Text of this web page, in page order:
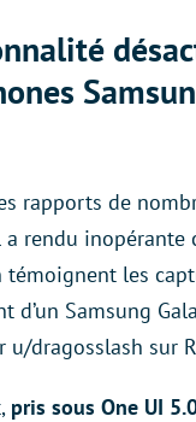
rapports de
rendu inopérante
les
d’un Samsung
u/dragosslash sur
pris sous One UI